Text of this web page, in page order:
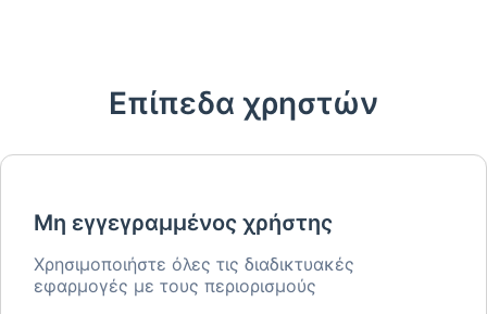
Επίπεδα χρηστών
Μη εγγεγραμμένος χρήστης
Χρησιμοποιήστε όλες τις διαδικτυακές
εφαρμογές με τους περιορισμούς